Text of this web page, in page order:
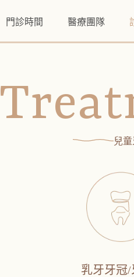
門診時間 醫療團隊
兒
乳牙牙冠/